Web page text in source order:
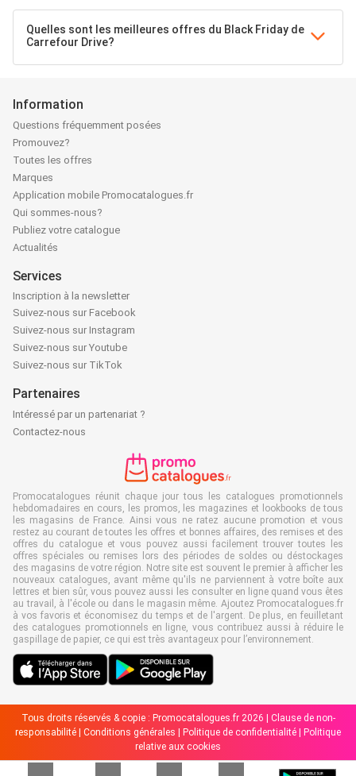
Quelles sont les meilleures offres du Black Friday de
Carrefour Drive?
Information
Questions fréquemment posées
Promouvez?
Toutes les offres
Marques
Application mobile Promocatalogues.fr
Qui sommes-nous?
Publiez votre catalogue
Actualités
Services
Inscription à la newsletter
Suivez-nous sur Facebook
Suivez-nous sur Instagram
Suivez-nous sur Youtube
Suivez-nous sur TikTok
Partenaires
Intéressé par un partenariat ?
Contactez-nous
Promocatalogues réunit chaque jour tous les catalogues promotionnels
hebdomadaires en cours, les promos, les magazines et lookbooks de tous
les magasins de France. Ainsi vous ne ratez aucune promotion et vous
restez au courant de toutes les offres et bonnes affaires, des remises et des
offres du catalogue et vous pouvez aussi facilement trouver toutes les
offres spéciales ou remises lors des périodes de soldes ou déstockages
des magasins de votre région. Notre site est souvent le premier à afficher les
nouveaux catalogues, avant même qu'ils ne parviennent à votre boîte aux
lettres et bien sûr, vous pouvez aussi les consulter en ligne quand vous êtes
au travail, à l'école ou dans le magasin même. Ajoutez Promocatalogues.fr
à vos favoris et économisez du temps et de l'argent. De plus, en feuilletant
des catalogues promotionnels en ligne, vous contribuez aussi à réduire le
gaspillage de papier, ce qui est très avantageux pour l’environnement.
Tous droits réservés & copie : Promocatalogues.fr 2026 | Clause de non-
responsabilité
Conditions générales Politique de confidentialité
Politique
relative aux cookies